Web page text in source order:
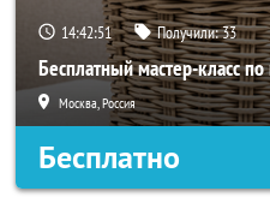
14:42:50 Получили:33
Бесплатный мастер-класс
Москва, Россия
Бесплатно